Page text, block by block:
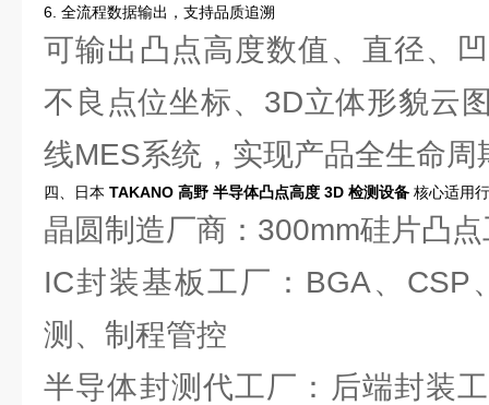
6. 全流程数据输出，支持品质追溯
可输出凸点高度数值、直径、
不良点位坐标、3D立体形貌云
线MES系统，实现产品全生命周
四、日本 TAKANO 高野 半导体凸点高度 3D 检测设备 核心适用
晶圆制造厂商：300mm硅片凸
IC封装基板工厂：BGA、CSP
测、制程管控
半导体封测代工厂：后端封装